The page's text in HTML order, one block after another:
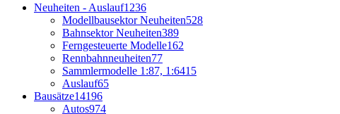
Neuheiten - Auslauf1236
Modellbausektor Neuheiten528
Bahnsektor Neuheiten389
Ferngesteuerte Modelle162
Rennbahnneuheiten77
Sammlermodelle 1:87, 1:6415
Auslauf65
Bausätze14196
Autos974